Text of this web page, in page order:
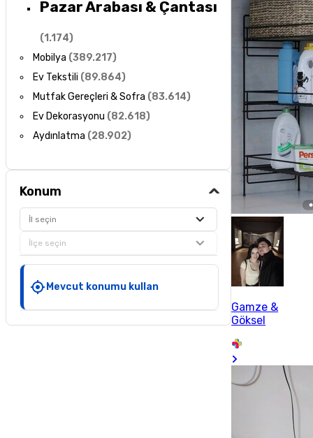
Pazar Arabası & Çantası
(1.174)
Mobilya (389.217)
Ev Tekstili (89.864)
Mutfak Gereçleri & Sofra (83.614)
Ev Dekorasyonu (82.618)
Aydınlatma (28.902)
Konum
İl seçin
İlçe seçin
Mevcut konumu kullan
Gamze &
Göksel